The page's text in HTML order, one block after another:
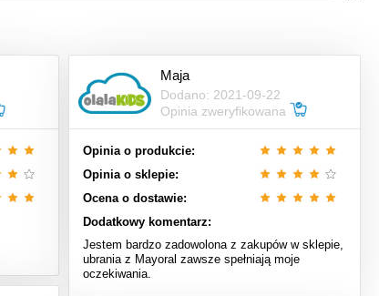
Maja
Dodano: 2021-09-22
Opinia zweryfikowana
Opinia o produkcie:
Opinia o sklepie:
Ocena o dostawie:
Dodatkowy komentarz:
Jestem bardzo zadowolona z zakupów w sklepie,
ubrania z Mayoral zawsze spełniają moje
oczekiwania.